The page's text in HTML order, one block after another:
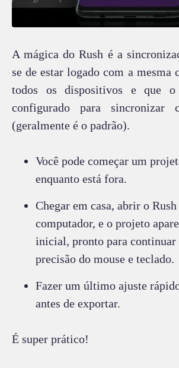
A mágica do Rush é a
se de estar logado com a mesma
todos os dispositivos e que o
configurado para sincronizar
(geralmente é o padrão).
Você pode começar um
enquanto está fora.
Chegar em casa, abrir o
computador, e o projeto
inicial, pronto para continuar
precisão do mouse e teclado.
Fazer um último ajuste
antes de exportar.
É super prático!